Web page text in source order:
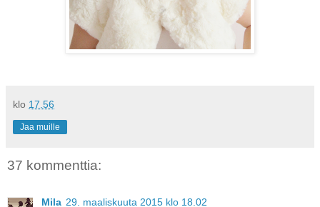
klo 17.56
Jaa muille
37 kommenttia:
Mila 29. maaliskuuta 2015 klo 18.02